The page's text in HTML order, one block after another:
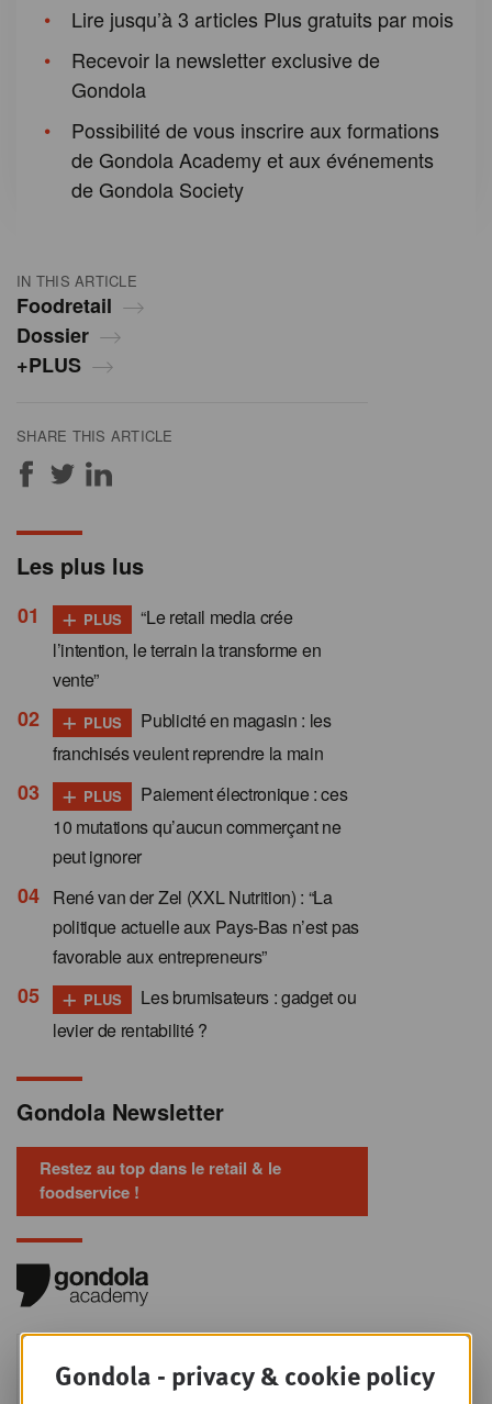
IN THIS ARTICLE
Foodretail
Dossier
+PLUS
SHARE THIS ARTICLE
Lire jusqu’à 3 articles Plus gratuits par mois
Recevoir la newsletter exclusive de
Gondola
Possibilité de vous inscrire aux formations
de Gondola Academy et aux événements
de Gondola Society
Les plus lus
+ PLUS
“Le retail media crée
l’intention, le terrain la transforme en
vente”
+ PLUS
Publicité en magasin : les
franchisés veulent reprendre la main
+ PLUS
Paiement électronique : ces
10 mutations qu’aucun commerçant ne
peut ignorer
René van der Zel (XXL Nutrition) : “La
politique actuelle aux Pays-Bas n’est pas
favorable aux entrepreneurs”
+ PLUS
Les brumisateurs : gadget ou
levier de rentabilité ?
Gondola Newsletter
Restez au top dans le retail & le
foodservice !
9
business planning
Gondola - privacy & cookie policy